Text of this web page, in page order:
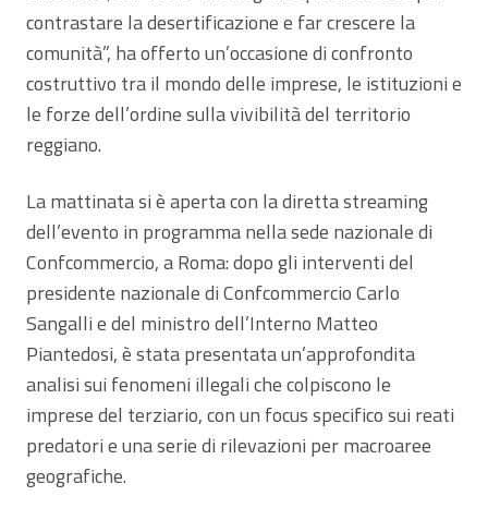
contrastare la desertificazione e far crescere la
comunità”, ha offerto un’occasione di confronto
costruttivo tra il mondo delle imprese, le istituzioni e
le forze dell’ordine sulla vivibilità del territorio
reggiano.
La mattinata si è aperta con la diretta streaming
dell’evento in programma nella sede nazionale di
Confcommercio, a Roma: dopo gli interventi del
presidente nazionale di Confcommercio Carlo
Sangalli e del ministro dell’Interno Matteo
Piantedosi, è stata presentata un’approfondita
analisi sui fenomeni illegali che colpiscono le
imprese del terziario, con un focus specifico sui reati
predatori e una serie di rilevazioni per macroaree
geografiche.